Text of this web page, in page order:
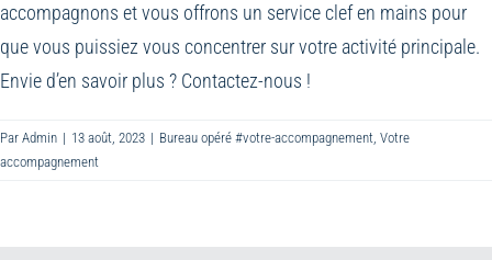
accompagnons et vous offrons un service clef en mains pour
que vous puissiez vous concentrer sur votre activité principale.
Envie d’en savoir plus ? Contactez-nous !
Par Admin | 13 août, 2023 | Bureau opéré #votre-accompagnement, Votre
accompagnement